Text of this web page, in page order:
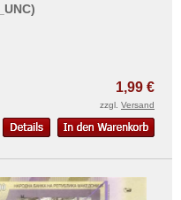
1,99 €
zzgl. Versand